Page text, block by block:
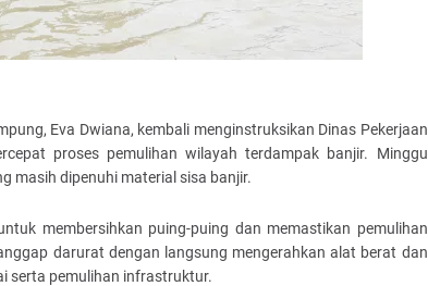
Eva Dwiana, kembali menginstruksikan Dinas Pekerjaan
proses pemulihan wilayah terdampak banjir. Minggu
masih dipenuhi material sisa banjir.
membersihkan puing-puing dan memastikan pemulihan
darurat dengan langsung mengerahkan alat berat dan
serta pemulihan infrastruktur.